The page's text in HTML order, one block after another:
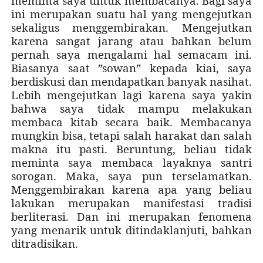
ini merupakan suatu hal yang mengejutkan
sekaligus menggembirakan. Mengejutkan
karena sangat jarang atau bahkan belum
pernah saya mengalami hal semacam ini.
Biasanya saat ”sowan” kepada kiai, saya
berdiskusi dan mendapatkan banyak nasihat.
Lebih mengejutkan lagi karena saya yakin
bahwa saya tidak mampu melakukan
membaca kitab secara baik. Membacanya
mungkin bisa, tetapi salah harakat dan salah
makna itu pasti. Beruntung, beliau tidak
meminta saya membaca layaknya santri
sorogan. Maka, saya pun terselamatkan.
Menggembirakan karena apa yang beliau
lakukan merupakan manifestasi tradisi
berliterasi. Dan ini merupakan fenomena
yang menarik untuk ditindaklanjuti, bahkan
ditradisikan.